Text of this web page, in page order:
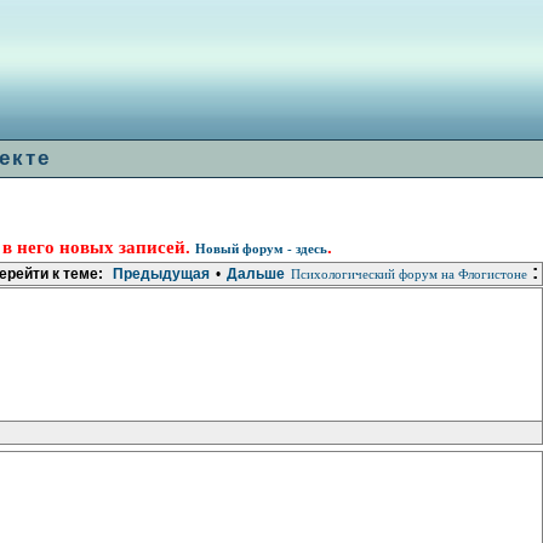
него новых записей. Новый форум - здесь.
Психологический форум на Флогистоне :
к теме: Предыдущая • Дальше